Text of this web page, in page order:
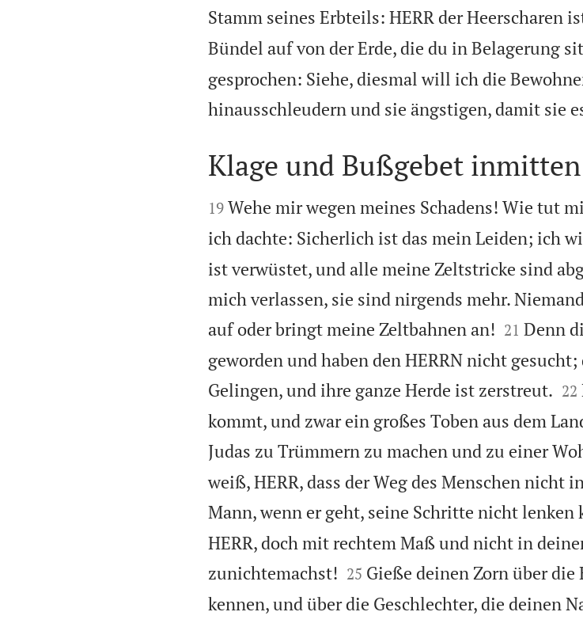
Stamm seines Erbteils: HERR der Heerscharen
Bündel auf von der Erde, die du in Belagerung
gesprochen: Siehe, diesmal will ich die
hinausschleudern und sie ängstigen, damit sie

Klage und Bußgebet

19 Wehe mir wegen meines Schadens! Wie tut
ich dachte: Sicherlich ist das mein Leiden; ich
ist verwüstet, und alle meine Zeltstricke sind
mich verlassen, sie sind nirgends mehr.
auf oder bringt meine Zeltbahnen an!
21 Denn
geworden und haben den HERRN nicht
Gelingen, und ihre ganze Herde ist zerstreut.
22
kommt, und zwar ein großes Toben aus dem
Judas zu Trümmern zu machen und zu einer
weiß, HERR, dass der Weg des Menschen nicht
Mann, wenn er geht, seine Schritte nicht lenken
HERR, doch mit rechtem Maß und nicht in
zunichtemachst!
25 Gieße deinen Zorn über
kennen, und über die Geschlechter, die deinen